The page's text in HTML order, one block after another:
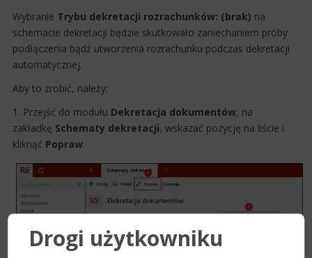
Wybranie Trybu dekretacji rozrachunków: (brak) na
schemacie dekretacji będzie skutkowało zaniechaniem próby
podłączenia bądź utworzenia rozrachunku podczas dekretacji
automatycznej.​
Aby to zrobić, należy:​​
1. Przejść do modułu Dekretacja dokumentów, na
zakładkę Schematy dekretacji, wskazać pozycję na liście i
kliknąć Popraw.
Drogi użytkowniku